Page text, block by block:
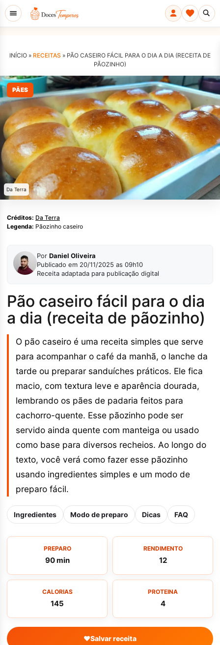
INÍCIO » RECEITAS » PÃO CASEIRO FÁCIL PARA O DIA A DIA (RECEITA DE
PÃOZINHO)
PÃES
Da Terra
Créditos: Da Terra
Legenda: Pãozinho caseiro
Por Daniel Oliveira
Publicado em 20/11/2025 as 09h10
Receita adaptada para publicação digital
Pão caseiro fácil para o dia
a dia (receita de pãozinho)
O pão caseiro é uma receita simples que serve
para acompanhar o café da manhã, o lanche da
tarde ou preparar sanduíches práticos. Ele fica
macio, com textura leve e aparência dourada,
lembrando os pães de padaria feitos para
cachorro-quente. Esse pãozinho pode ser
servido ainda quente com manteiga ou usado
como base para diversos recheios. Ao longo do
texto, você verá como fazer esse pãozinho
usando ingredientes simples e um modo de
preparo fácil.
Ingredientes Modo de preparo Dicas FAQ
PREPARO
90 min
RENDIMENTO
12
CALORIAS
145
PROTEINA
4
♥Salvar receita